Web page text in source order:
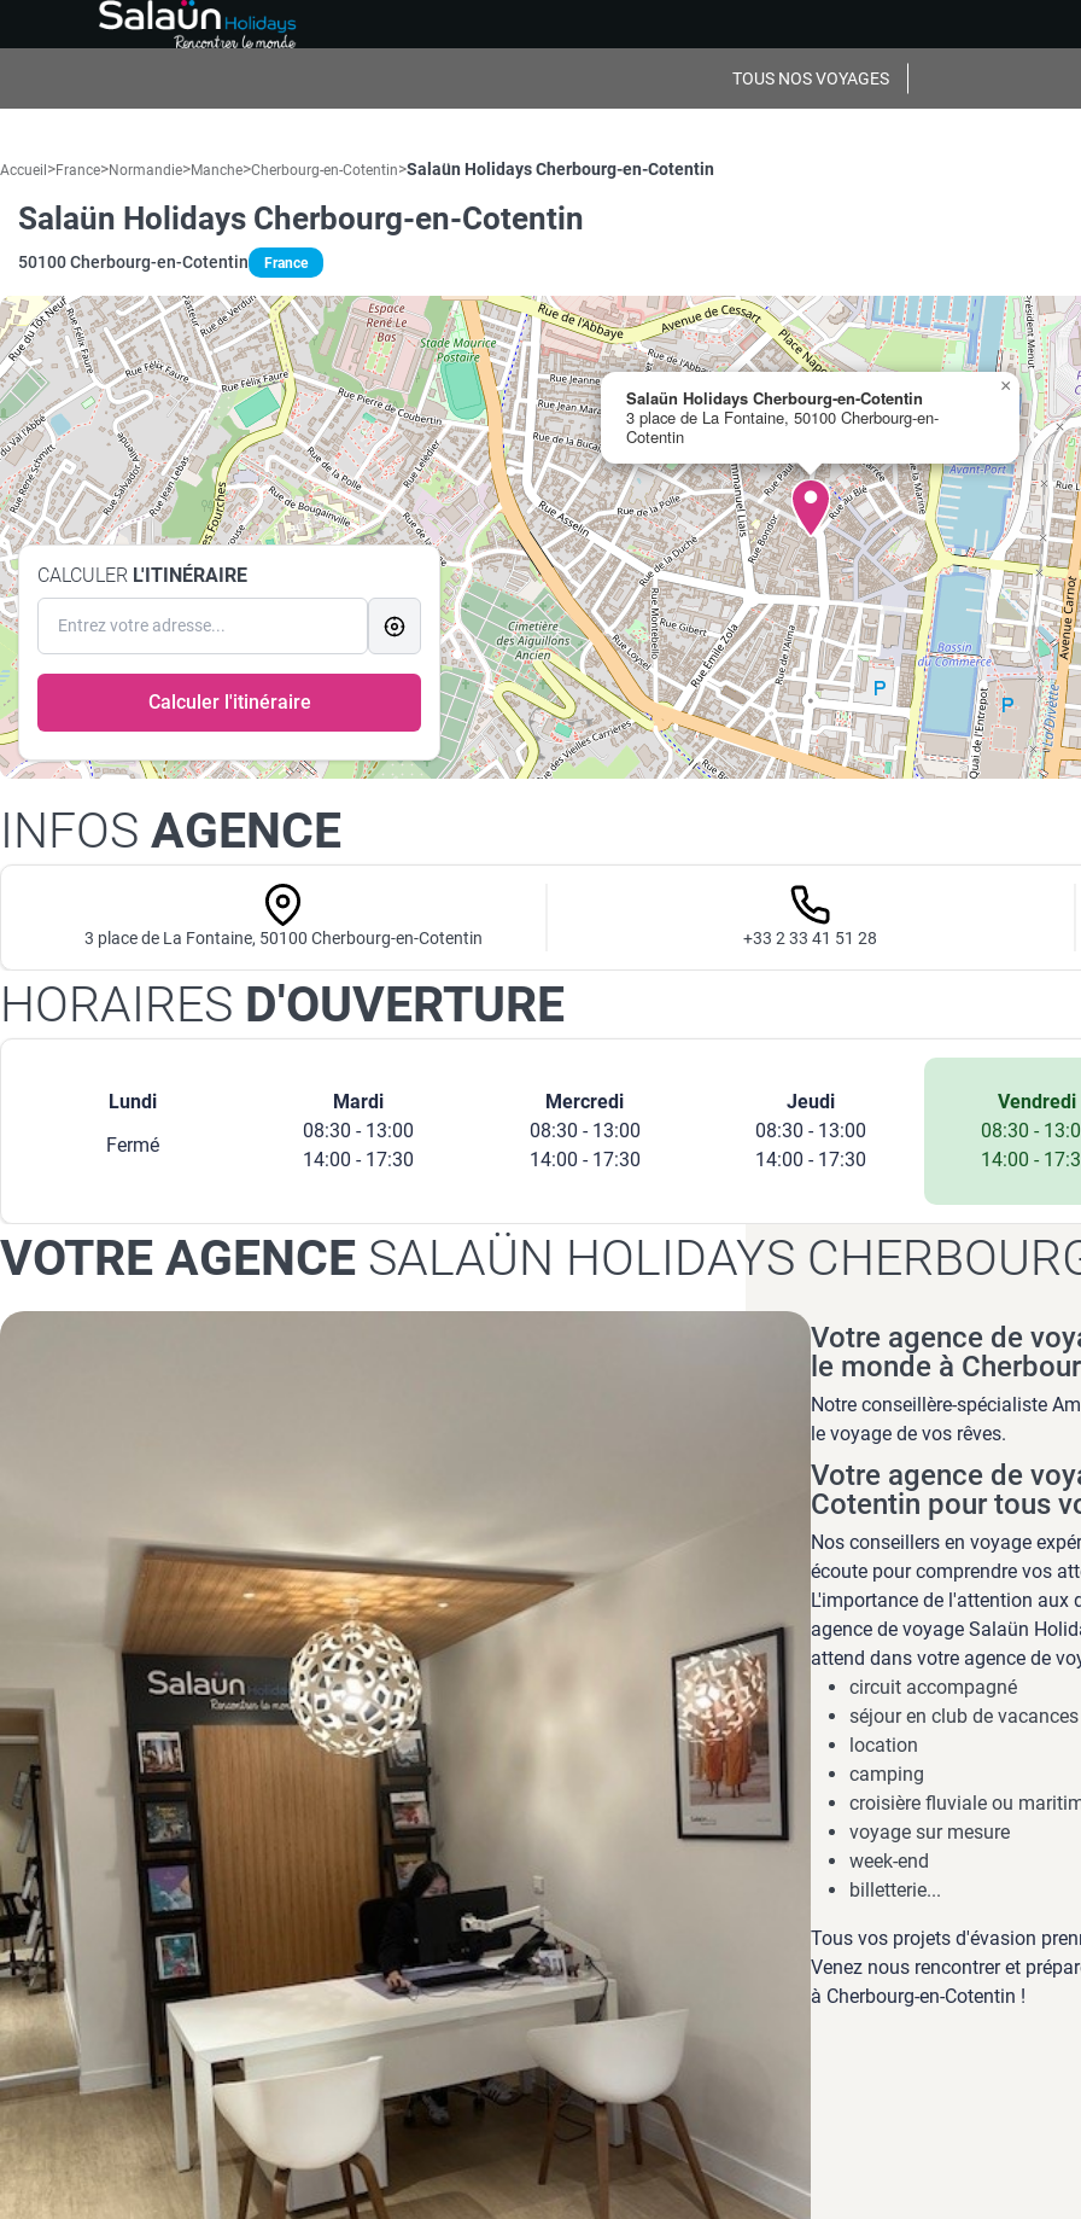
TOUS NOS VOYAGES
Accueil >France>Normandie>Manche>Cherbourg-en-Cotentin>Salaün Holidays Cherbourg-en-Cotentin
Salaün Holidays Cherbourg-en-Cotentin
50100 Cherbourg-en-Cotentin France
Salaün Holidays Cherbourg-en-Cotentin
3 place de La Fontaine, 50100 Cherbourg-en-
Cotentin
×
CALCULER L'ITINÉRAIRE
Calculer l'itinéraire
INFOS AGENCE
3 place de La Fontaine, 50100 Cherbourg-en-Cotentin +33 2 33 41 51 28
HORAIRES D'OUVERTURE
Lundi
Fermé
Mardi
08:30 - 13:00
14:00 - 17:30
Mercredi
08:30 - 13:00
14:00 - 17:30
Jeudi
08:30 - 13:00
14:00 - 17:30
Vendredi
08:30 -
14:00 -
VOTRE AGENCE SALAÜN HOLIDAYS
Votre agence de
le monde à
Notre conseillère-spécialiste
le voyage de vos rêves.
Votre agence de
Cotentin pour tous
Nos conseillers en voyage
écoute pour comprendre vos
L'importance de l'attention aux
agence de voyage Salaün
attend dans votre agence de
circuit accompagné
séjour en club de
location
camping
croisière fluviale ou
voyage sur mesure
week-end
billetterie...
Tous vos projets d'évasion
Venez nous rencontrer et
à Cherbourg-en-Cotentin !